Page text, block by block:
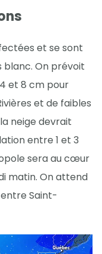
et se sont
blanc. On prévoit
et 8 cm pour
et de faibles
neige devrait
entre 1 et 3
sera au cœur
matin. On attend
Saint-